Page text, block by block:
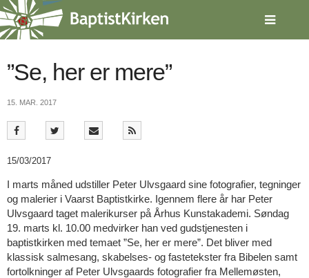
Spring
menu
over
gå
tilbage
forsiden
2.0:
Nyheder
3.0:
Kalender
4.0:
Inspiration
5.0:
Værktøjskassen
6.0:
Mission
7.0:
Om
BaptistKirken
8.0:
Kontakt
”Se, her er mere”
15. MAR. 2017
15/03/2017
I marts måned udstiller Peter Ulvsgaard sine fotografier, tegninger
og malerier i Vaarst Baptistkirke. Igennem flere år har Peter
Ulvsgaard taget malerikurser på Århus Kunstakademi. Søndag
19. marts kl. 10.00 medvirker han ved gudstjenesten i
baptistkirken med temaet ”Se, her er mere”. Det bliver med
klassisk salmesang, skabelses- og fastetekster fra Bibelen samt
fortolkninger af Peter Ulvsgaards fotografier fra Mellemøsten,